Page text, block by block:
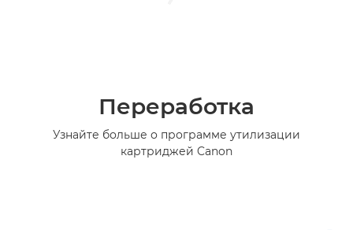
Переработка
Узнайте больше о программе утилизации
картриджей Canon